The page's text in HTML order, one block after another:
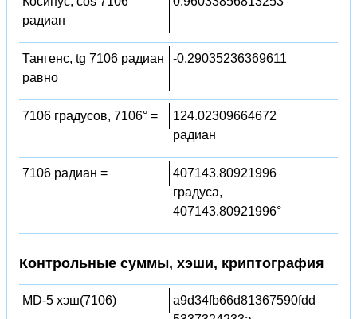
радиан
Тангенс, tg 7106 радиан
равно
-0.29035236369611
7106 градусов, 7106° =
124.02309664672
радиан
7106 радиан =
407143.80921996
градуса,
407143.80921996°
Контрольные суммы, хэши, криптография
MD-5 хэш(7106)
a9d34fb66d81367590fdd